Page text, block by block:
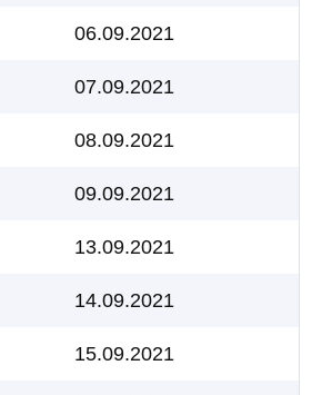
06.09.2021
07.09.2021
08.09.2021
09.09.2021
13.09.2021
14.09.2021
15.09.2021